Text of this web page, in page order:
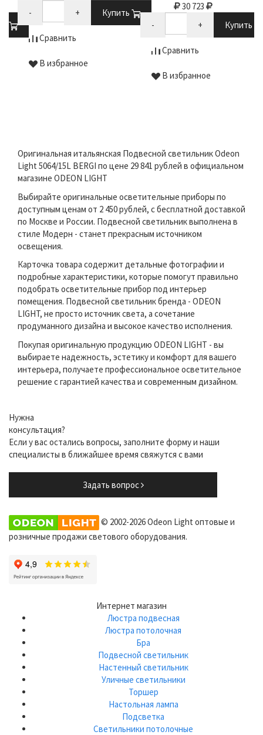
- + Купить
Сравнить
В избранное
30 723
-
+ Купить
Сравнить
В избранное
Оригинальная итальянская Подвесной светильник Odeon
Light 5064/15L BERGI по цене 29 841 рублей в официальном
магазине ODEON LIGHT
Выбирайте оригинальные осветительные приборы по
доступным ценам от 2 450 рублей, с бесплатной доставкой
по Москве и России. Подвесной светильник выполнена в
стиле Модерн - станет прекрасным источником
освещения.
Карточка товара содержит детальные фотографии и
подробные характеристики, которые помогут правильно
подобрать осветительные прибор под интерьер
помещения. Подвесной светильник бренда - ODEON
LIGHT, не просто источник света, а сочетание
продуманного дизайна и высокое качество исполнения.
Покупая оригинальную продукцию ODEON LIGHT - вы
выбираете надежность, эстетику и комфорт для вашего
интерьера, получаете профессиональное осветительное
решение с гарантией качества и современным дизайном.
Нужна
консультация?
Если у вас остались вопросы, заполните форму и наши
специалисты в ближайшее время свяжутся с вами
Задать вопрос
© 2002-2026 Odeon Light оптовые и
розничные продажи светового оборудования.
Интернет магазин
Люстра подвесная
Люстра потолочная
Бра
Подвесной светильник
Настенный светильник
Уличные светильники
Торшер
Настольная лампа
Подсветка
Светильники потолочные